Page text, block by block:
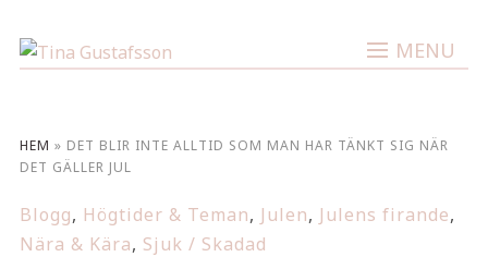
MENU
HEM » DET BLIR INTE ALLTID SOM MAN HAR TÄNKT SIG NÄR
DET GÄLLER JUL
Blogg, Högtider & Teman, Julen, Julens firande,
Nära & Kära, Sjuk / Skadad